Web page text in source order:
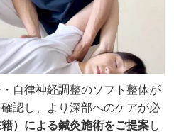
自律神経調整のソフト整体が
認し、より深部へのケアが必
）による鍼灸施術をご提案し